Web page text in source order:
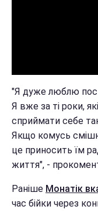
"Я дуже люблю
Я вже за ті роки,
сприймати себе
Якщо комусь
це приносить їм
життя", -
Раніше Монатік
час бійки через